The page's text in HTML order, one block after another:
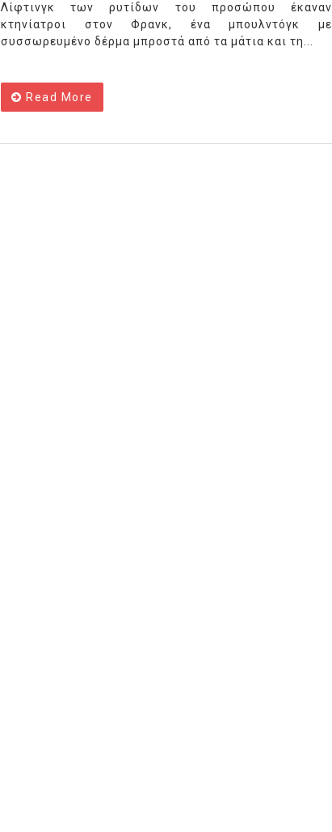
Λίφτινγκ των ρυτίδων του προσώπου έκαναν
κτηνίατροι στον Φρανκ, ένα μπουλντόγκ με
συσσωρευμένο δέρμα μπροστά από τα μάτια και τη...
Read More